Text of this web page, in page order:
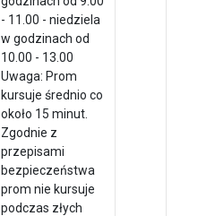
- 11.00 - niedziela
w godzinach od
10.00 - 13.00
Uwaga: Prom
kursuje średnio co
około 15 minut.
Zgodnie z
przepisami
bezpieczeństwa
prom nie kursuje
podczas złych